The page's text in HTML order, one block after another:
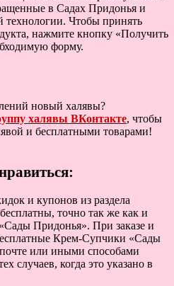
в Садах Придонья и
технологии. Чтобы принять
нажмите кнопку «Получить
форму.
новый халявы?
халявы ВКонтакте, чтобы
и бесплатными товарами!
и купонов из раздела
точно так же как и
Придонья». При заказе и
Крем-Супчики «Сады
или иными способами
случаев, когда это указано в